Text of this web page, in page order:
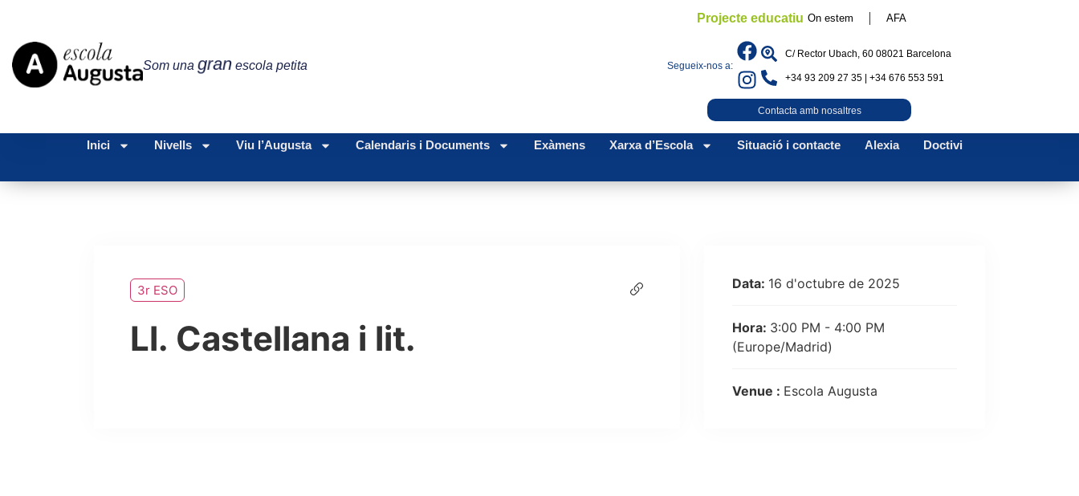
Som una gran escola petita
Projecte educatiu On estem AFA
Segueix-nos a:
C/ Rector Ubach, 60 08021 Barcelona
+34 93 209 27 35 | +34 676 553 591
Contacta amb nosaltres
Inici Nivells Viu l’Augusta Calendaris i Documents Exàmens Xarxa d’Escola Situació i contacte Alexia Doctivi
3r ESO
Ll. Castellana i lit.
Data: 16 d'octubre de 2025
Hora: 3:00 PM - 4:00 PM
(Europe/Madrid)
Venue : Escola Augusta